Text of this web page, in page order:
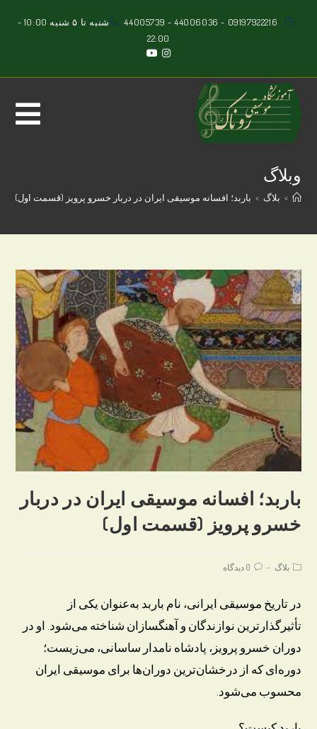
44005739 - 44006036 - 09197922216
شنبه تا ۵ شنبه 10:00 -
22:00
وبلاگ
> بلاگ > باربد؛ افسانه موسیقی ایران در دربار خسرو پرویز (قسمت اول)
باربد؛ افسانه موسیقی ایران در دربار
خسرو پرویز (قسمت اول)
Postبلاگ
Post0 دیدگاه
در تاریخ موسیقی ایرانی، نام باربد به‌عنوان یکی از
تأثیرگذارترین نوازندگان و آهنگسازان شناخته می‌شود. او در
دوران خسرو پرویز، پادشاه نامدار ساسانی، می‌زیست؛
دوره‌ای که از درخشان‌ترین دوران‌ها برای موسیقی ایران
محسوب می‌شود.